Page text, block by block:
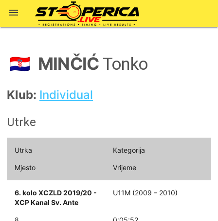

🇭🇷 MINČIĆ Tonko
Klub: Individual
Utrke
Utrka Kategorija
Mjesto Vrijeme
6. kolo XCZLD 2019/20 -
XCP Kanal Sv. Ante
U11M (2009 – 2010)